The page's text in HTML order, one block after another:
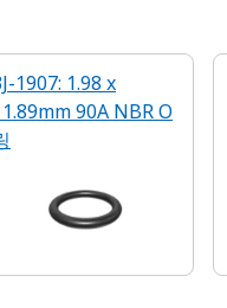
1907: 1.98 x
90A NBR O